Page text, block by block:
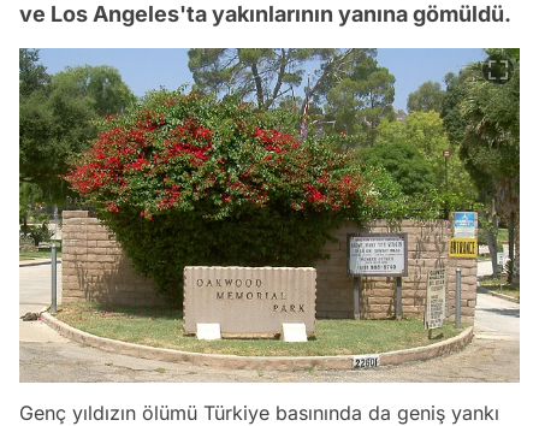
ve Los Angeles'ta yakınlarının yanına gömüldü.
Genç yıldızın ölümü Türkiye basınında da geniş yankı